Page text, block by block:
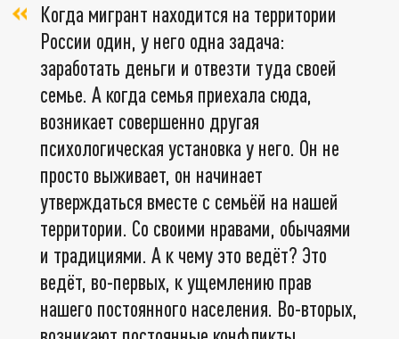
Когда мигрант находится на территории
России один, у него одна задача:
заработать деньги и отвезти туда своей
семье. А когда семья приехала сюда,
возникает совершенно другая
психологическая установка у него. Он не
просто выживает, он начинает
утверждаться вместе с семьёй на нашей
территории. Со своими нравами, обычаями
и традициями. А к чему это ведёт? Это
ведёт, во-первых, к ущемлению прав
нашего постоянного населения. Во-вторых,